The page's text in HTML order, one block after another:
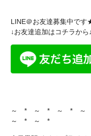
LINE＠お友達募集中です
↓お友達追加はコチラから
～ * ～ * ～ *
～ * ～ *